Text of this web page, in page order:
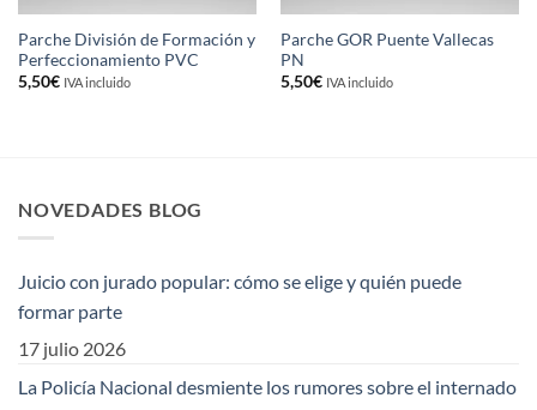
Parche División de Formación y
Perfeccionamiento PVC
5,50€ IVA incluido
Parche GOR Puente Vallecas
PN
5,50€ IVA incluido
NOVEDADES BLOG
Juicio con jurado popular: cómo se elige y quién puede
formar parte
17 julio 2026
La Policía Nacional desmiente los rumores sobre el internado